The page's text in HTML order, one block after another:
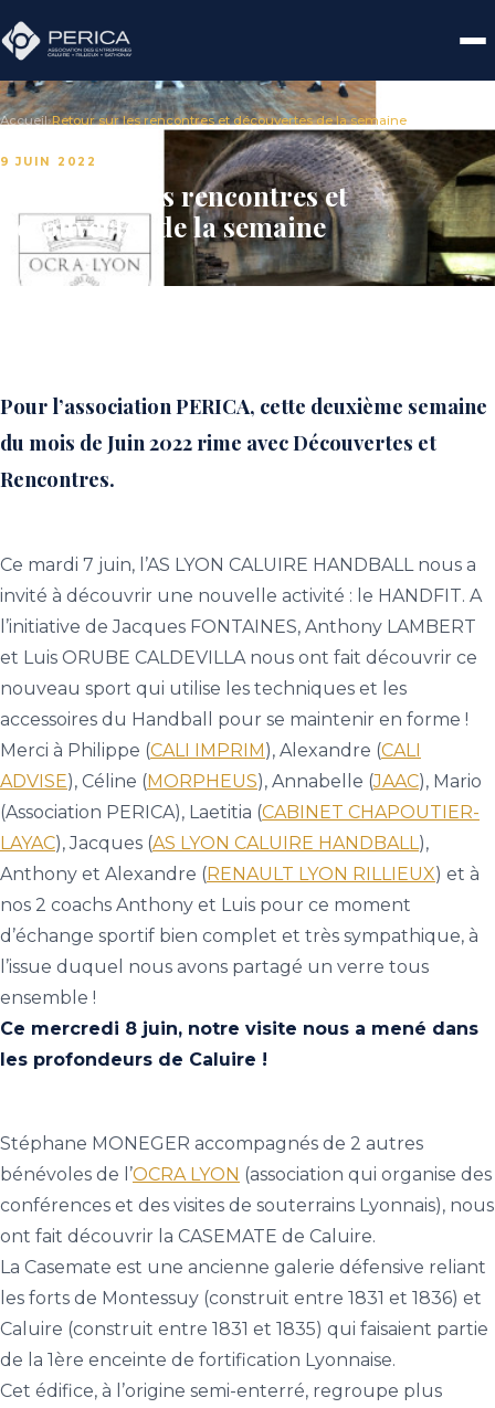
Accueil›Retour sur les rencontres et découvertes de la semaine
9 JUIN 2022
Retour sur les rencontres et
découvertes de la semaine
Pour l’association PERICA, cette deuxième semaine
du mois de Juin 2022 rime avec Découvertes et
Rencontres.
Ce mardi 7 juin, l’AS LYON CALUIRE HANDBALL nous a
invité à découvrir une nouvelle activité : le HANDFIT. A
l’initiative de Jacques FONTAINES, Anthony LAMBERT
et Luis ORUBE CALDEVILLA nous ont fait découvrir ce
nouveau sport qui utilise les techniques et les
accessoires du Handball pour se maintenir en forme !
Merci à Philippe (CALI IMPRIM ), Alexandre (CALI
ADVISE), Céline (MORPHEUS), Annabelle (JAAC), Mario
(Association PERICA), Laetitia (CABINET CHAPOUTIER-
LAYAC), Jacques (AS LYON CALUIRE HANDBALL),
Anthony et Alexandre (RENAULT LYON RILLIEUX) et à
nos 2 coachs Anthony et Luis pour ce moment
d’échange sportif bien complet et très sympathique, à
l’issue duquel nous avons partagé un verre tous
ensemble !
Ce mercredi 8 juin, notre visite nous a mené dans
les profondeurs de Caluire !
Stéphane MONEGER accompagnés de 2 autres
bénévoles de l’OCRA LYON (association qui organise des
conférences et des visites de souterrains Lyonnais), nous
ont fait découvrir la CASEMATE de Caluire.
La Casemate est une ancienne galerie défensive reliant
les forts de Montessuy (construit entre 1831 et 1836) et
Caluire (construit entre 1831 et 1835) qui faisaient partie
de la 1ère enceinte de fortification Lyonnaise.
Cet édifice, à l’origine semi-enterré, regroupe plus